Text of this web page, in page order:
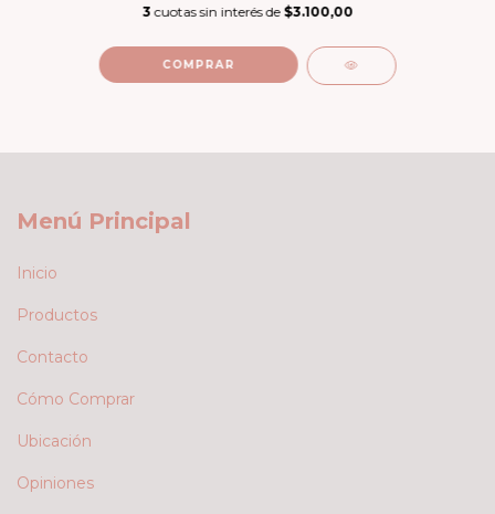
3 cuotas sin interés de $3.100,00
COMPRAR
Menú Principal
Inicio
Productos
Contacto
Cómo Comprar
Ubicación
Opiniones